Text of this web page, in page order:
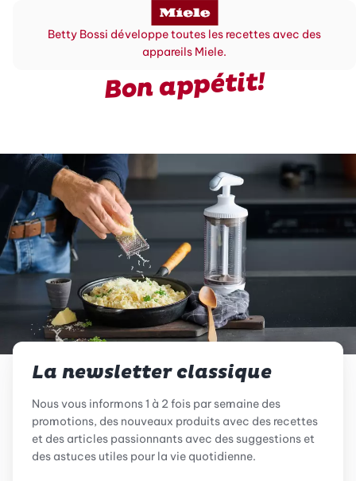
Betty Bossi développe toutes les recettes avec des
appareils Miele.
Bon appétit!
La newsletter classique
Nous vous informons 1 à 2 fois par semaine des
promotions, des nouveaux produits avec des recettes
et des articles passionnants avec des suggestions et
des astuces utiles pour la vie quotidienne.